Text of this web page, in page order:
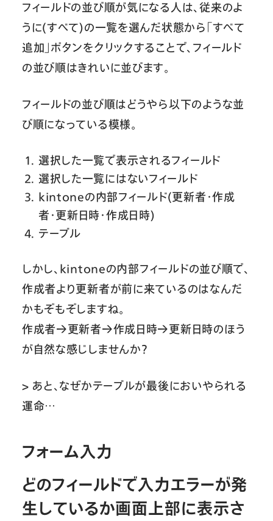
フィールドの並び順が気になる人は、従来のよ
うに(すべて)の一覧を選んだ状態から「すべて
追加」ボタンをクリックすることで、フィールド
の並び順はきれいに並びます。
フィールドの並び順はどうやら以下のような並
び順になっている模様。
選択した一覧で表示されるフィールド
選択した一覧にはないフィールド
kintoneの内部フィールド(更新者・作成
者・更新日時・作成日時)
テーブル
しかし、kintoneの内部フィールドの並び順で、
作成者より更新者が前に来ているのはなんだ
かもぞもぞしますね。
作成者→更新者→作成日時→更新日時のほう
が自然な感じしませんか？
> あと、なぜかテーブルが最後においやられる
運命…
フォーム入力
どのフィールドで入力エラーが発
生しているか画面上部に表示さ